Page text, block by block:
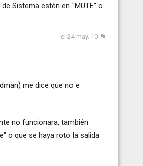
Sistema estén en "MUTE" o
el 24 may. 10
me dice que no e
no funcionara, también
o que se haya roto la salida